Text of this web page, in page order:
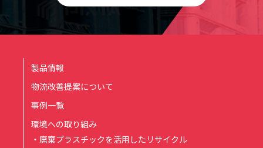
製品情報
物流改善提案について
事例一覧
環境への取り組み
・廃棄プラスチックを活用したリサイクル